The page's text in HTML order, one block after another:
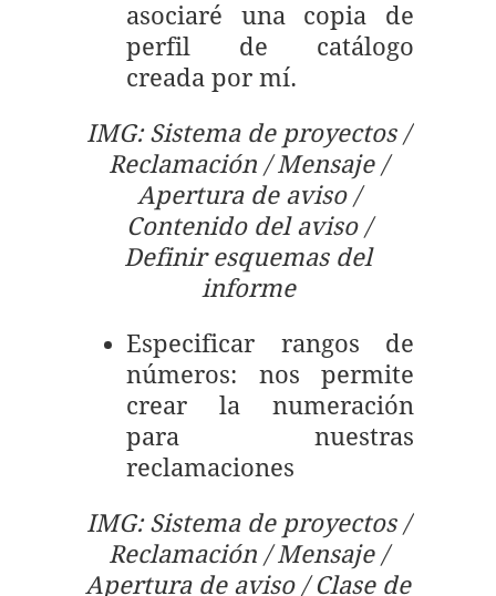
asociaré una copia de
perfil de catálogo
creada por mí.
IMG: Sistema de proyectos /
Reclamación / Mensaje /
Apertura de aviso /
Contenido del aviso /
Definir esquemas del
informe
Especificar rangos de
números: nos permite
crear la numeración
para nuestras
reclamaciones
IMG: Sistema de proyectos /
Reclamación / Mensaje /
Apertura de aviso / Clase de